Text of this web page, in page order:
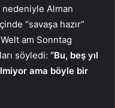
nedeniyle Alman
“savaşa hazır”
am Sonntag
söyledi: “Bu, beş yıl
ama böyle bir